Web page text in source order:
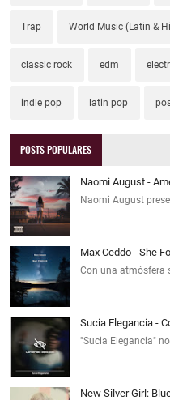
Trap World Music (Latin &
classic rock edm
indie pop latin pop
POSTS POPULARES
Naomi August -
Naomi August
Max Ceddo - She
Con una atmósfera
Sucia Elegancia -
"Sucia Elegancia"
New Silver Girl: